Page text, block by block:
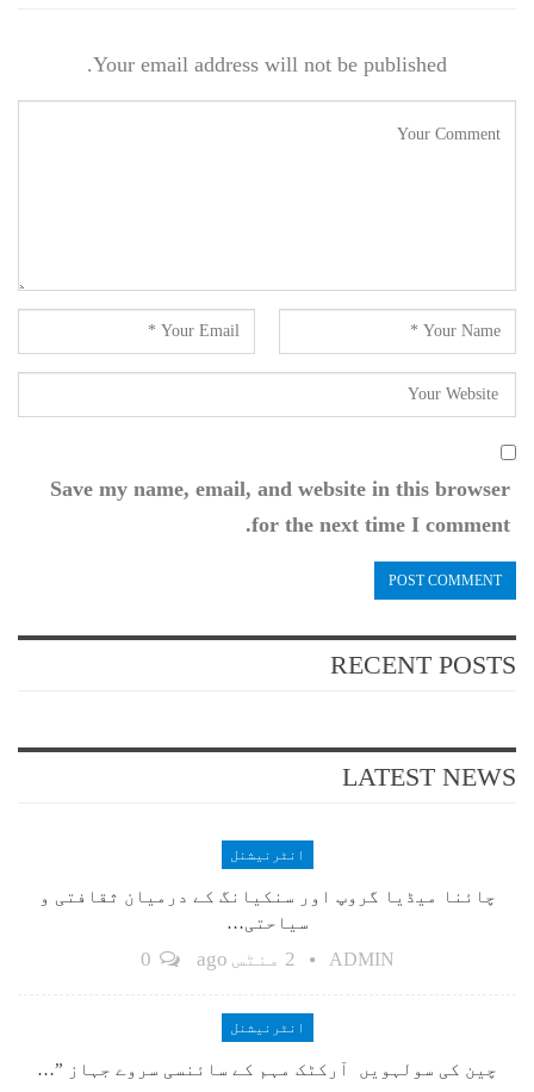
Your email address will not be published.
Save my name, email, and website in this browser
for the next time I comment.
RECENT POSTS
LATEST NEWS
انٹرنیشنل
چائنا میڈیا گروپ اور سنکیانگ کے درمیان ثقافتی و
سیاحتی…
ADMIN 2 منٹس ago
انٹرنیشنل
چین کی سولہویں آرکٹک مہم کے سائنسی سروے جہاز ”…